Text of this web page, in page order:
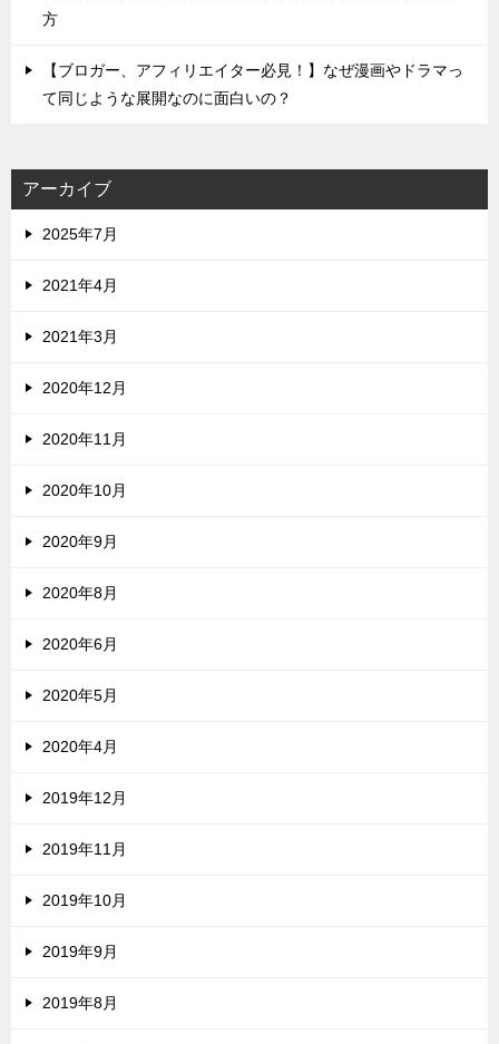
方
【ブロガー、アフィリエイター必見！】なぜ漫画やドラマっ
て同じような展開なのに面白いの？
アーカイブ
2025年7月
2021年4月
2021年3月
2020年12月
2020年11月
2020年10月
2020年9月
2020年8月
2020年6月
2020年5月
2020年4月
2019年12月
2019年11月
2019年10月
2019年9月
2019年8月